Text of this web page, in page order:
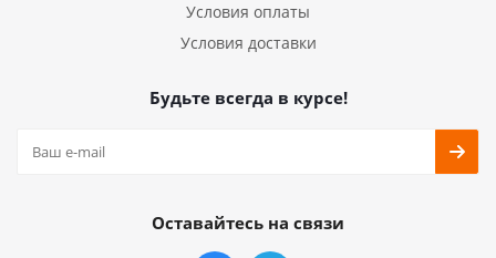
Условия оплаты
Условия доставки
Будьте всегда в курсе!
Оставайтесь на связи